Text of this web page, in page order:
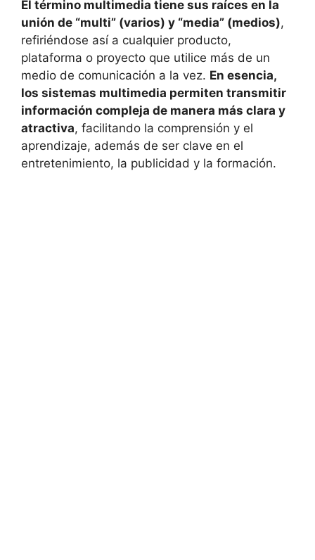
El término multimedia tiene sus raíces en la
unión de “multi” (varios) y “media” (medios),
refiriéndose así a cualquier producto,
plataforma o proyecto que utilice más de un
medio de comunicación a la vez. En esencia,
los sistemas multimedia permiten transmitir
información compleja de manera más clara y
atractiva, facilitando la comprensión y el
aprendizaje, además de ser clave en el
entretenimiento, la publicidad y la formación.